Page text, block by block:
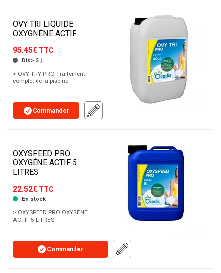
OVY TRI LIQUIDE
OXYGNÉNE ACTIF
95.45€ TTC
Dis> 5 j.
> OVY TRY PRO Traitement
complet de la piscine
Commander
OXYSPEED PRO
OXYGÈNE ACTIF 5
LITRES
22.52€ TTC
En stock
> OXYSPEED PRO OXYGÈNE
ACTIF 5 LITRES
Commander